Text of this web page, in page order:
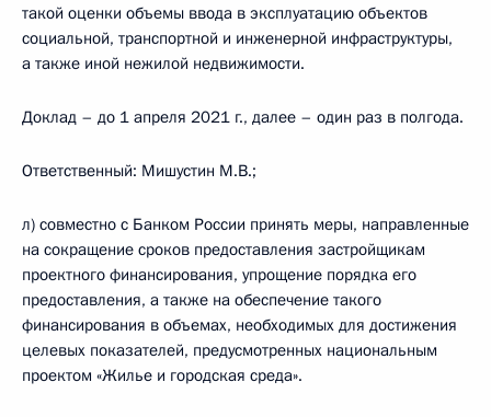
такой оценки объемы ввода в эксплуатацию объектов
социальной, транспортной и инженерной инфраструктуры,
а также иной нежилой недвижимости.
Доклад – до 1 апреля 2021 г., далее – один раз в полгода.
Ответственный: Мишустин М.В.;
л) совместно с Банком России принять меры, направленные
на сокращение сроков предоставления застройщикам
проектного финансирования, упрощение порядка его
предоставления, а также на обеспечение такого
финансирования в объемах, необходимых для достижения
целевых показателей, предусмотренных национальным
проектом «Жилье и городская среда».